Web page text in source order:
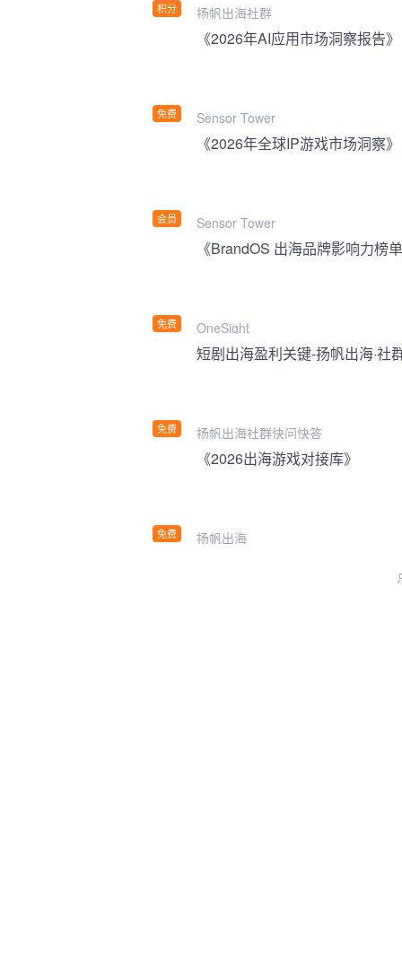
积分 扬帆出海社群
免费
《2026年AI应用市场洞察报告》
Sensor Tower
会员
《2026年全球IP游戏市场洞察》
Sensor Tower
免费
《BrandOS 出海品牌影响力榜
OneSight
免费
短剧出海盈利关键-扬帆出海·社
扬帆出海社群快问快答
免费
《2026出海游戏对接库》
扬帆出海